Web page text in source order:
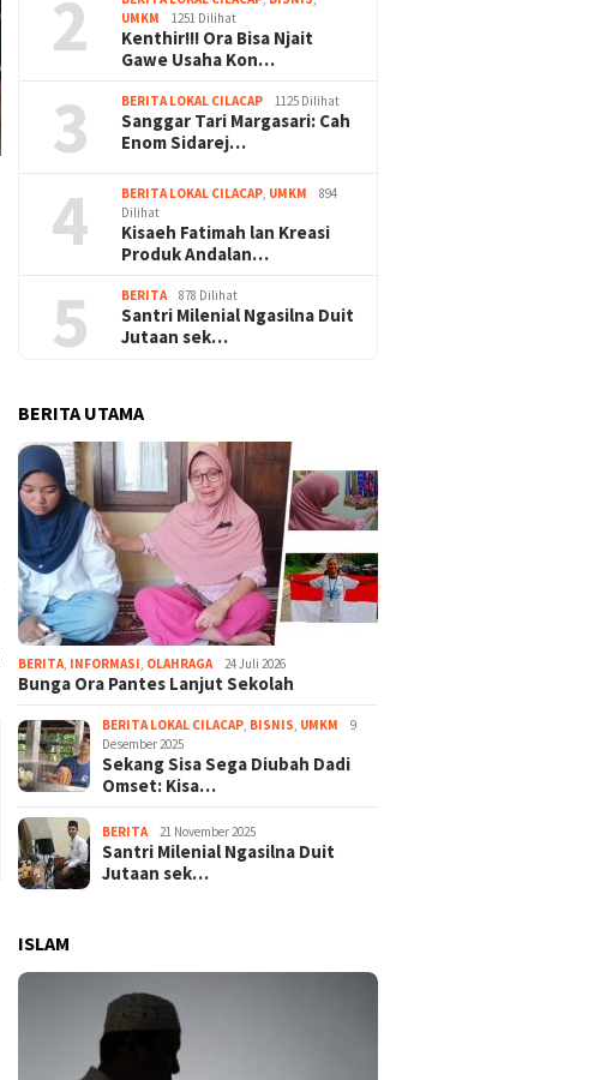
2
UMKM
1251 Dilihat
Kenthir!!! Ora Bisa Njait
Gawe Usaha Kon…
3 BERITA LOKAL CILACAP 1125 Dilihat
Sanggar Tari Margasari: Cah
Enom Sidarej…
4 BERITA LOKAL CILACAP UMKM
894
Dilihat
Kisaeh Fatimah lan Kreasi
Produk Andalan…
5 BERITA 878 Dilihat
Santri Milenial Ngasilna Duit
Jutaan sek…
BERITA UTAMA
BERITA INFORMASI OLAHRAGA 24 Juli 2026
Bunga Ora Pantes Lanjut Sekolah
BERITA LOKAL CILACAP BISNIS UMKM
9
Desember 2025
Sekang Sisa Sega Diubah Dadi
Omset: Kisa…
BERITA 21 November 2025
Santri Milenial Ngasilna Duit
Jutaan sek…
ISLAM